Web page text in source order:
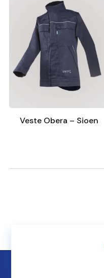
Veste Obera – Sioen